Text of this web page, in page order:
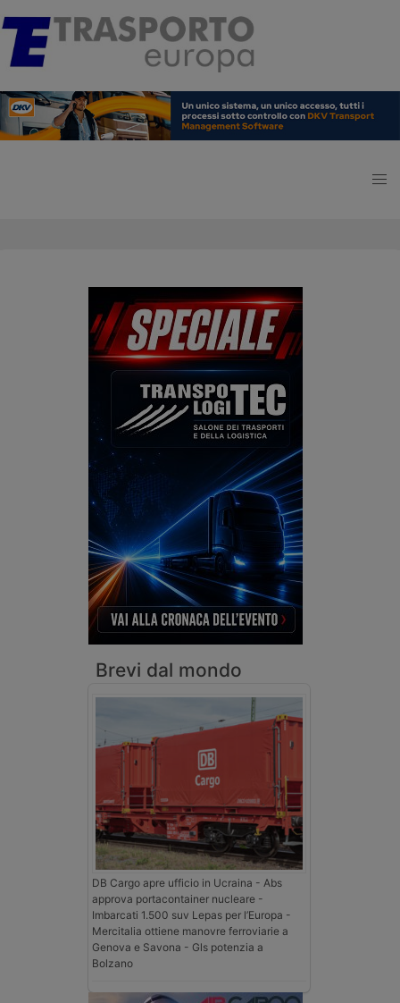
Brevi dal mondo
DB Cargo apre ufficio in Ucraina - Abs
approva portacontainer nucleare -
Imbarcati 1.500 suv Lepas per l’Europa -
Mercitalia ottiene manovre ferroviarie a
Genova e Savona - Gls potenzia a
Bolzano